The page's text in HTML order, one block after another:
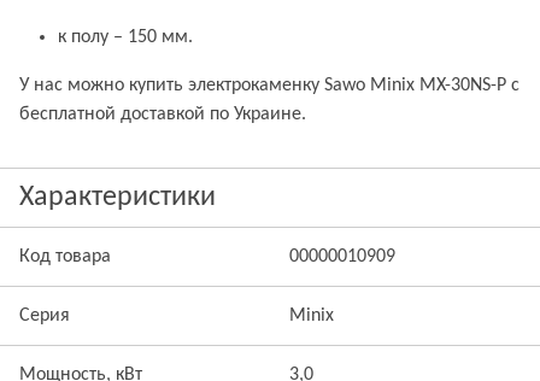
к полу – 150 мм.
У нас можно купить электрокаменку Sawo Minix MX-30NS-P с
бесплатной доставкой по Украине.
Характеристики
Код товара 00000010909
Серия Minix
Мощность, кВт 3,0